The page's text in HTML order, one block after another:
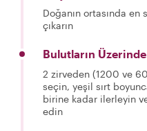
Doğanın ortasında en
çıkarın
Bulutların Üzerinde
2 zirveden (1200 ve
seçin, yeşil sırt
birine kadar ilerleyin
edin